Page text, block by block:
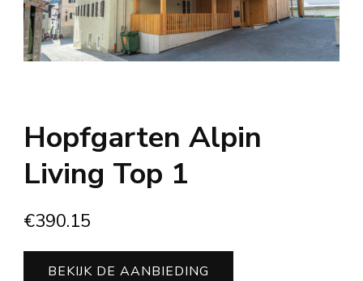
Hopfgarten Alpin
Living Top 1
€390.15
BEKIJK DE AANBIEDING